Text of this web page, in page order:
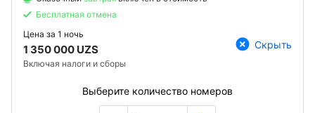
Бесплатная отмена
Цена за 1 ночь
1 350 000 UZS
Включая налоги и сборы
Скрыть
Выберите количество номеров